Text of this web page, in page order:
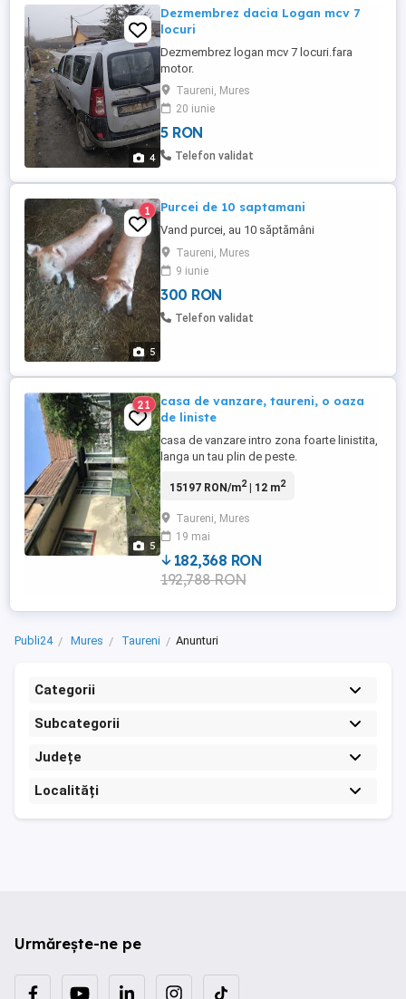
4
Dezmembrez dacia Logan mcv 7
locuri
Dezmembrez logan mcv 7 locuri.fara
motor.
Taureni, Mures
20 iunie
5 RON
Telefon validat
5
1 Purcei de 10 saptamani
Vand purcei, au 10 săptămâni
Taureni, Mures
9 iunie
300 RON
Telefon validat
5
21
casa de vanzare, taureni, o oaza
de liniste
casa de vanzare intro zona foarte linistita,
langa un tau plin de peste.
15197 RON/m2| 12 m2
Taureni, Mures
19 mai
182,368 RON
192,788 RON
Publi24 Mures Taureni Anunturi
Categorii
Subcategorii
Județe
Localități
Urmărește-ne pe